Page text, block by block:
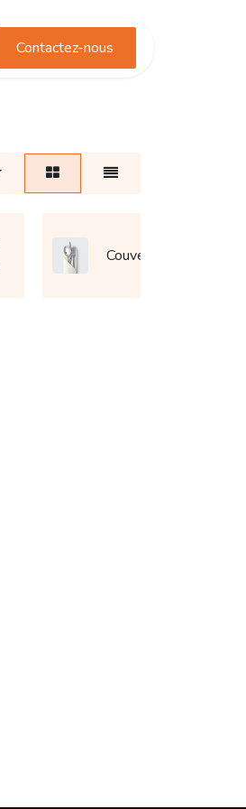
Contactez-nous
Contactez-nous
Couvert